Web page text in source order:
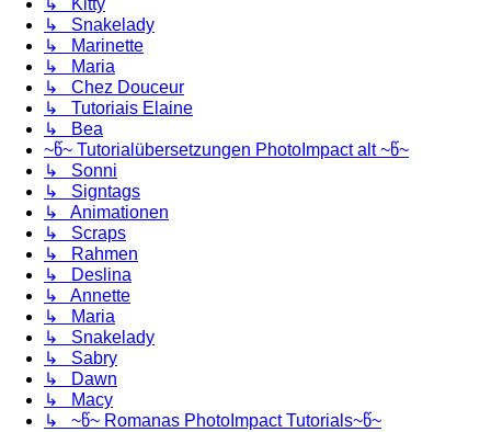
↳ Kitty
↳ Snakelady
↳ Marinette
↳ Maria
↳ Chez Douceur
↳ Tutoriais Elaine
↳ Bea
~წ~ Tutorialübersetzungen PhotoImpact alt ~წ~
↳ Sonni
↳ Signtags
↳ Animationen
↳ Scraps
↳ Rahmen
↳ Deslina
↳ Annette
↳ Maria
↳ Snakelady
↳ Sabry
↳ Dawn
↳ Macy
↳ ~წ~ Romanas PhotoImpact Tutorials~წ~